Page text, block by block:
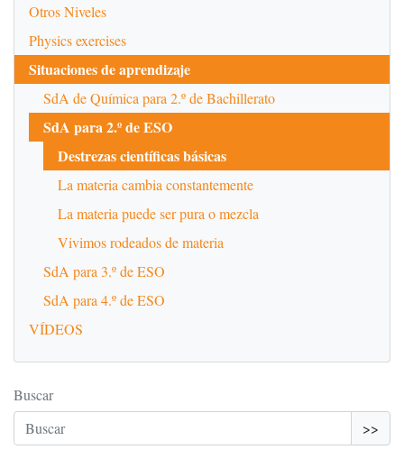
Otros Niveles
Physics exercises
Situaciones de aprendizaje
SdA de Química para 2.º de Bachillerato
SdA para 2.º de ESO
Destrezas científicas básicas
La materia cambia constantemente
La materia puede ser pura o mezcla
Vivimos rodeados de materia
SdA para 3.º de ESO
SdA para 4.º de ESO
VÍDEOS
Buscar
>>